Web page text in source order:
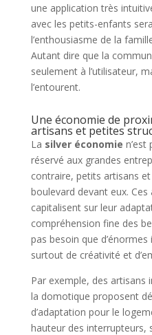
une application très
avec les petits-enfants
l’enthousiasme de la
Autant dire que la
seulement à l’utilisateur,
l’entourent.
Une économie de
artisans et petites
La silver économie
réservé aux grandes
contraire, petits artisans
boulevard devant eux.
capitalisent sur leur
compréhension fine des
pas besoin que
surtout de créativité et
Par exemple, des artisans
la domotique proposent
d’adaptation pour le
hauteur des interrupteurs,